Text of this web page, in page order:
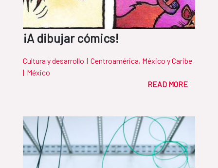
¡A dibujar cómics!
Cultura y desarrollo | Centroamérica, México y Caribe
| México
READ MORE